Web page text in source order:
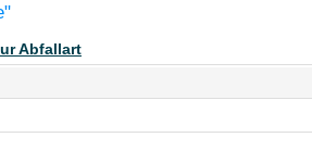
Abfallart